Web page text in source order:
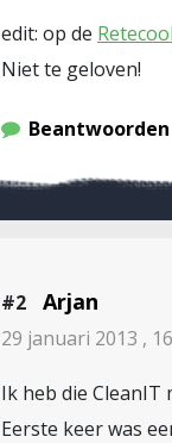
edit: op de
Niet te geloven!
Beantwoorden
#2 Arjan
29 januari 2013 ,
Ik heb die
Eerste keer was